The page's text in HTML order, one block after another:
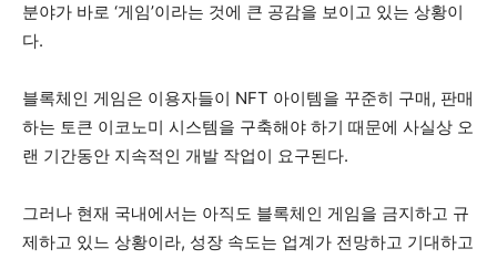
분야가 바로 ‘게임’이라는 것에 큰 공감을 보이고 있는 상황이
다.
블록체인 게임은 이용자들이 NFT 아이템을 꾸준히 구매, 판매
하는 토큰 이코노미 시스템을 구축해야 하기 때문에 사실상 오
랜 기간동안 지속적인 개발 작업이 요구된다.
그러나 현재 국내에서는 아직도 블록체인 게임을 금지하고 규
제하고 있느 상황이라, 성장 속도는 업계가 전망하고 기대하고